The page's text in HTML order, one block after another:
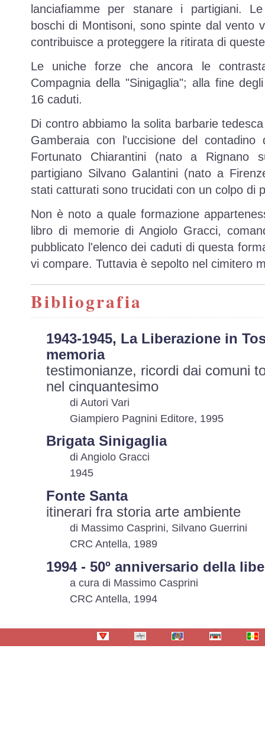
lanciafiamme per stanare i partigiani.
boschi di Montisoni, sono spinte dal vento
contribuisce a proteggere la ritirata di
Le uniche forze che ancora le
Compagnia della "Sinigaglia"; alla fine
16 caduti.
Di contro abbiamo la solita barbarie
Gamberaia con l'uccisione del
Fortunato Chiarantini (nato a Rignano
partigiano Silvano Galantini (nato a
stati catturati sono trucidati con un colpo di
Non è noto a quale formazione
libro di memorie di Angiolo Gracci,
pubblicato l'elenco dei caduti di questa
vi compare. Tuttavia è sepolto nel cimitero
Bibliografia
1943-1945, La Liberazione in
memoria
testimonianze, ricordi dai comuni
nel cinquantesimo
di Autori Vari
Giampiero Pagnini Editore, 1995
Brigata Sinigaglia
di Angiolo Gracci
1945
Fonte Santa
itinerari fra storia arte ambiente
di Massimo Casprini, Silvano Guerrini
CRC Antella, 1989
1994 - 50º anniversario della
a cura di Massimo Casprini
CRC Antella, 1994